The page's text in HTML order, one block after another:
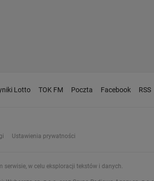
Lotto TOK FM Poczta Facebook RSS
Ustawienia prywatności
w celu eksploracji tekstów i danych.